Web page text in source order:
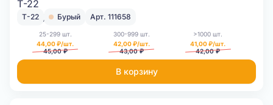
Т-22 Бурый Арт. 111658
25-299 шт.
44,00 ₽/шт.
45,00 ₽
300-999 шт.
42,00 ₽/шт.
43,00 ₽
>1000 шт.
41,00 ₽/шт.
42,00 ₽
В корзину